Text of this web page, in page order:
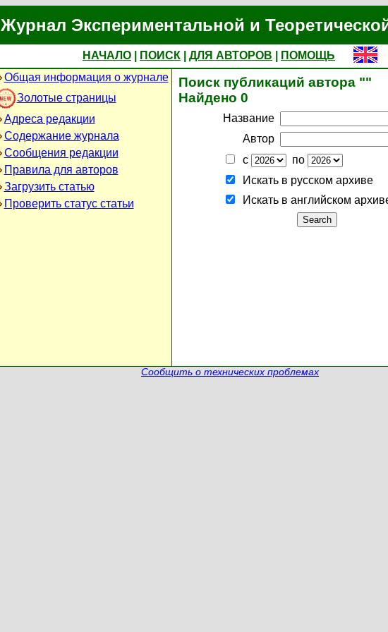
Журнал Экспериментальной и
НАЧАЛО ПОИСК ДЛЯ АВТОРОВ
ПОМОЩЬ
Общая информация о журнале
Золотые страницы
Адреса редакции
Содержание журнала
Сообщения редакции
Правила для авторов
Загрузить статью
Проверить статус статьи
Поиск публикаций автора ""
Найдено 0
Название
Автор
с
по
Искать в русском архиве
Искать в английском
Сообщить о технических проблемах